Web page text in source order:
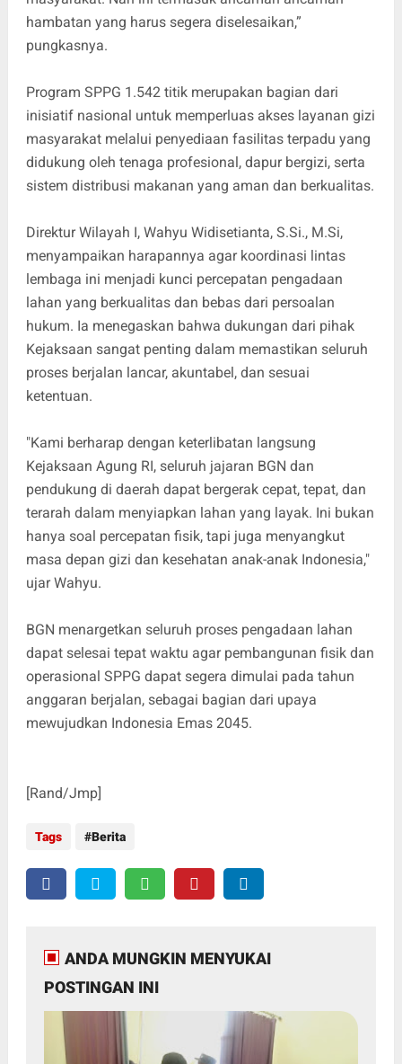
hambatan yang harus segera diselesaikan,”
pungkasnya.
Program SPPG 1.542 titik merupakan bagian dari
inisiatif nasional untuk memperluas akses layanan gizi
masyarakat melalui penyediaan fasilitas terpadu yang
didukung oleh tenaga profesional, dapur bergizi, serta
sistem distribusi makanan yang aman dan berkualitas.
Direktur Wilayah I, Wahyu Widisetianta, S.Si., M.Si,
menyampaikan harapannya agar koordinasi lintas
lembaga ini menjadi kunci percepatan pengadaan
lahan yang berkualitas dan bebas dari persoalan
hukum. Ia menegaskan bahwa dukungan dari pihak
Kejaksaan sangat penting dalam memastikan seluruh
proses berjalan lancar, akuntabel, dan sesuai
ketentuan.
"Kami berharap dengan keterlibatan langsung
Kejaksaan Agung RI, seluruh jajaran BGN dan
pendukung di daerah dapat bergerak cepat, tepat, dan
terarah dalam menyiapkan lahan yang layak. Ini bukan
hanya soal percepatan fisik, tapi juga menyangkut
masa depan gizi dan kesehatan anak-anak Indonesia,"
ujar Wahyu.
BGN menargetkan seluruh proses pengadaan lahan
dapat selesai tepat waktu agar pembangunan fisik dan
operasional SPPG dapat segera dimulai pada tahun
anggaran berjalan, sebagai bagian dari upaya
mewujudkan Indonesia Emas 2045.
[Rand/Jmp]
Tags Berita
ANDA MUNGKIN MENYUKAI
POSTINGAN INI